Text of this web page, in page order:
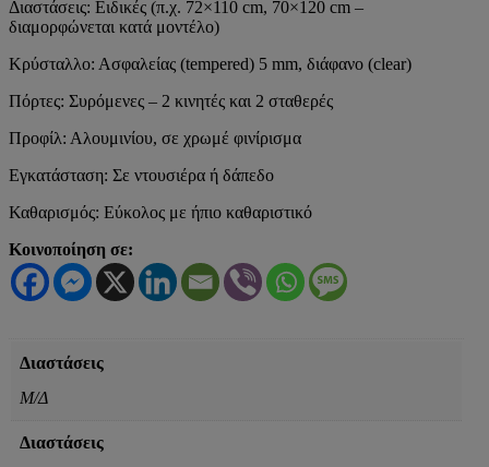
Διαστάσεις: Ειδικές (π.χ. 72×110 cm, 70×120 cm –
διαμορφώνεται κατά μοντέλο)
Κρύσταλλο: Ασφαλείας (tempered) 5 mm, διάφανο (clear)
Πόρτες: Συρόμενες – 2 κινητές και 2 σταθερές
Προφίλ: Αλουμινίου, σε χρωμέ φινίρισμα
Εγκατάσταση: Σε ντουσιέρα ή δάπεδο
Καθαρισμός: Εύκολος με ήπιο καθαριστικό
Κοινοποίηση σε:
Διαστάσεις
Μ/Δ
Διαστάσεις